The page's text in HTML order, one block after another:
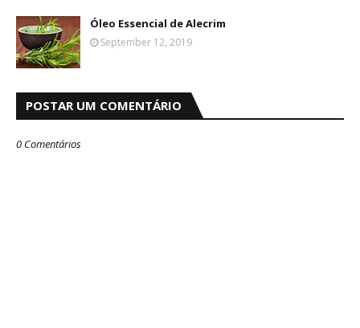
Óleo Essencial de Alecrim
September 12, 2019
POSTAR UM COMENTÁRIO
0 Comentários